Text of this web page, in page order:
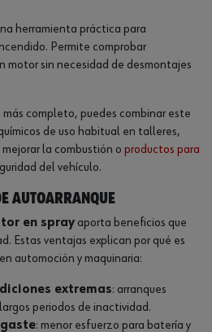
herramienta práctica para
Permite comprobar
motor sin necesidad de desmontajes
completo, puedes combinar este
de uso habitual en talleres,
mejorar la combustión o productos para
del vehículo.
autoarranque
en spray aporta beneficios que
Estas ventajas explican por qué es
automoción y maquinaria:
extremas: arranques
periodos de inactividad.
: menor esfuerzo para batería y